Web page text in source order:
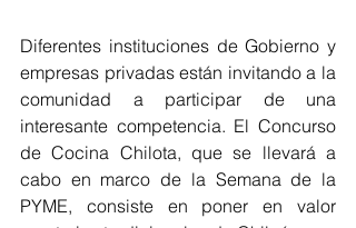
Diferentes instituciones de Gobierno y
empresas privadas están invitando a la
comunidad a participar de una
interesante competencia. El Concurso
de Cocina Chilota, que se llevará a
cabo en marco de la Semana de la
PYME, consiste en poner en valor